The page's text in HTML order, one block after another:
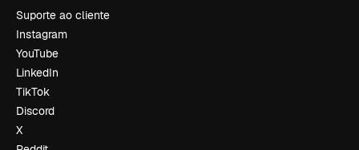
Suporte ao cliente
Instagram
YouTube
LinkedIn
TikTok
Discord
X